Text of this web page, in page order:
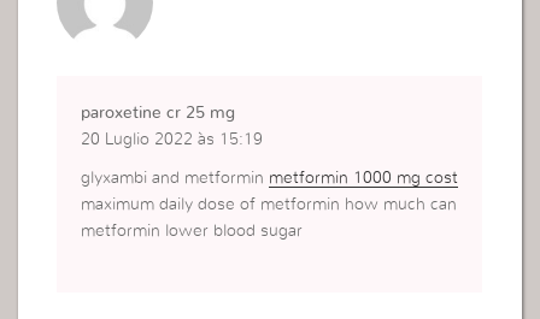
paroxetine cr 25 mg
20 Luglio 2022 às 15:19
glyxambi and metformin metformin 1000 mg cost
maximum daily dose of metformin how much can
metformin lower blood sugar